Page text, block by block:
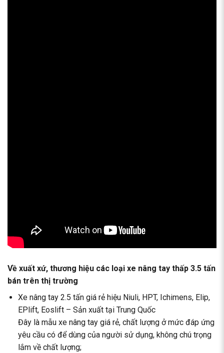
Về xuất xứ, thương hiệu các loại xe nâng tay thấp 3.5 tấn
bán trên thị trường
Xe nâng tay 2.5 tấn giá rẻ hiệu Niuli, HPT, Ichimens, Elip,
EPlift, Eoslift – Sản xuất tại Trung Quốc
Đây là mẫu xe nâng tay giá rẻ, chất lượng ở mức đáp ứng
yêu cầu có để dùng của người sử dụng, không chú trọng
lắm về chất lượng;